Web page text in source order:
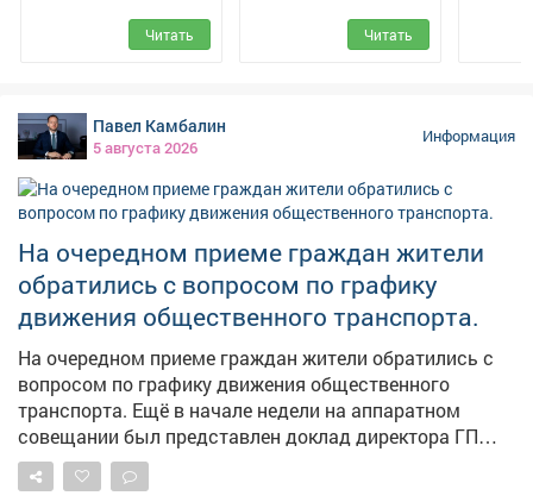
Читать
спорту и туризму
администрации
Читать
Павел Камбалин
5 августа 2026
Информация
На очередном приеме граждан жители
обратились с вопросом по графику
движения общественного транспорта.
На очередном приеме граждан жители обратились с
вопросом по графику движения общественного
транспорта. Ещё в начале недели на аппаратном
совещании был представлен доклад директора ГП
АТП о работе предприятия. Было поручено учесть
пожелания жителей, хотя понимаю, что всем не